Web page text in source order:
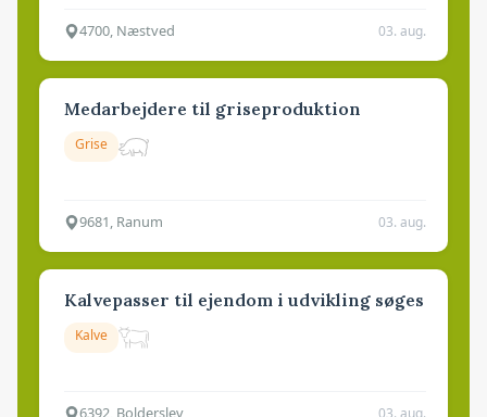
4700, Næstved 03. aug.
Medarbejdere til griseproduktion
Grise
9681, Ranum 03. aug.
Kalvepasser til ejendom i udvikling søges
Kalve
6392, Bolderslev 03. aug.